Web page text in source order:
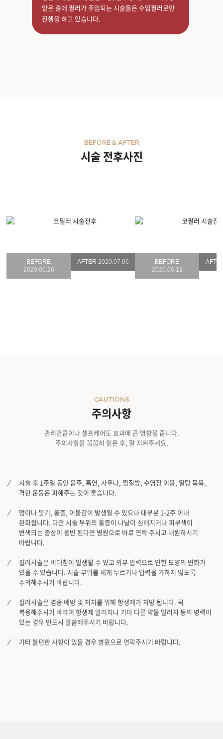
얕은 층에 필러가 주입되는 시술들은 수입필러로만
진행을 하고 있습니다.
시술 전후사진
BEFORE & AFTER
BEFORE
2020.06.26
AFTER 2020.07.06
BEFORE
2020.06.12
주의사항
CAUTIONS
관리만큼이나 셀프케어도 효과에 큰 영향을 줍니다.
주의사항을 꼼꼼히 읽은 후, 잘 지켜주세요.
시술 후 1주일 동안 음주, 흡연, 사우나, 찜질방, 수영장 이용, 열탕 목욕,
격한 운동은 피해주는 것이 좋습니다.
멍이나 붓기, 통증, 이물감이 발생될 수 있으나 대부분 1-2주 이내
완화됩니다. 다만 시술 부위의 통증이 나날이 심해지거나 피부색이
변색되는 증상이 동반 된다면 병원으로 바로 연락 주시고 내원하시기
바랍니다.
필러시술은 비대칭이 발생할 수 있고 외부 압력으로 인한 모양의 변화가
있을 수 있습니다. 시술 부위를 세게 누르거나 압력을 가하지 않도록
주의해주시기 바랍니다.
필러시술은 염증 예방 및 처치를 위해 항생제가 처방 됩니다. 꼭
복용해주시기 바라며 항생제 알러지나 기타 다른 약물 알러지 등의 병력이
있는 경우 반드시 말씀해주시기 바랍니다.
기타 불편한 사항이 있을 경우 병원으로 연락주시기 바랍니다.